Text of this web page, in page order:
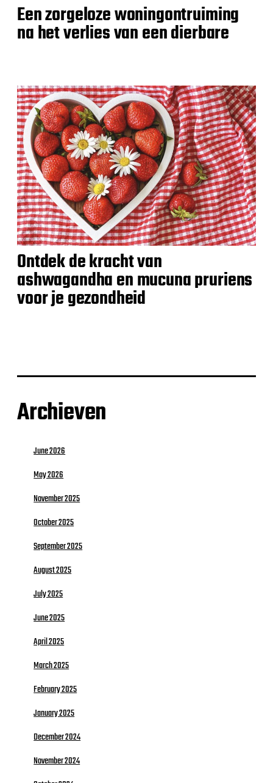
Een zorgeloze woningontruiming
na het verlies van een dierbare
Ontdek de kracht van
ashwagandha en mucuna pruriens
voor je gezondheid
Archieven
June 2026
May 2026
November 2025
October 2025
September 2025
August 2025
July 2025
June 2025
April 2025
March 2025
February 2025
January 2025
December 2024
November 2024